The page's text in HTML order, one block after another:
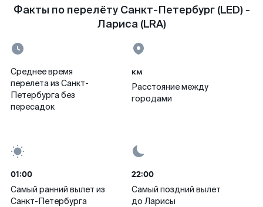
Факты по перелёту Санкт-Петербург (LED) -
Лариса (LRA)
Среднее время
перелета из Санкт-
Петербурга без
пересадок
км
Расстояние между
городами
01:00
Самый ранний вылет из
Санкт-Петербурга
22:00
Самый поздний вылет
до Ларисы